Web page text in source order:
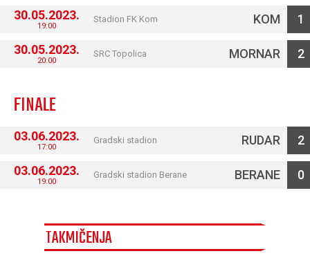
30.05.2023.
19:00
Stadion FK Kom KOM 1
30.05.2023.
20:00
SRC Topolica MORNAR 2
FINALE
03.06.2023.
17:00
Gradski stadion RUDAR 2
03.06.2023.
19:00
Gradski stadion Berane BERANE 0
TAKMIČENJA